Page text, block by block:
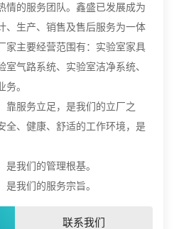
情的服务团队。鑫盛已发展成为
、生产、销售及售后服务为一体
家主要经营范围有：实验室家具
气路系统、实验室洁净系统、
。
靠服务立足，是我们的立厂之
全、健康、舒适的工作环境，是
我们的管理根基。
我们的服务宗旨。
联系我们